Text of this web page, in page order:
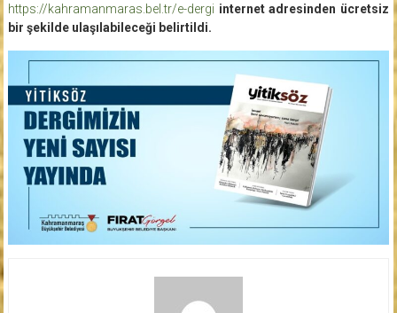
https://kahramanmaras.bel.tr/e-dergi internet adresinden ücretsiz
bir şekilde ulaşılabileceği belirtildi.